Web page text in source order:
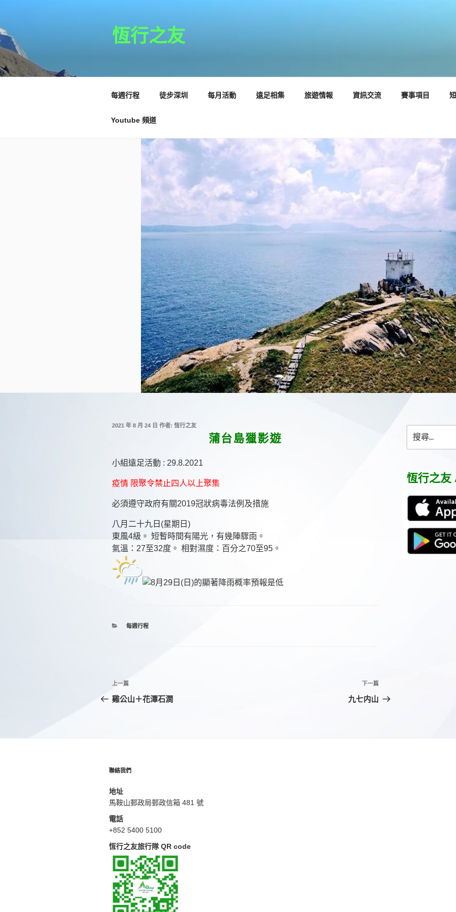
主
要
容
恆行之友
每週行程 徒步深圳 每月活動 遠足相集 旅遊情報 資訊交流 賽事項目
Youtube 頻道
發
2021 年 8 月 24 日 作者: 恆行之友
蒲台島獵影遊
小組遠足活動 : 29.8.2021
疫情 限聚令禁止四人以上聚集
必須遵守政府有關2019冠狀病毒法例及措施
八月二十九日(星期日)
東風4級。 短暫時間有陽光，有幾陣驟雨。
氣溫：27至32度。 相對濕度：百分之70至95。
分
每週行程
文
章
上
一
上一篇
雞公山＋花潭石澗
下
一
下一篇
九七内山
字:
恆行之友
聯絡我們
地址
馬鞍山郵政局郵政信箱 481 號
電話
+852 5400 5100
恆行之友旅行隊 QR code